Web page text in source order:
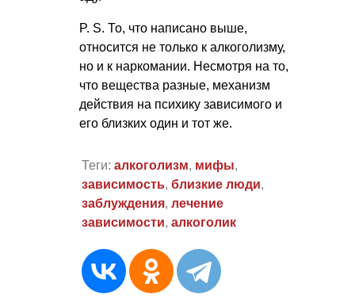
P. S. То, что написано выше,
относится не только к алкоголизму,
но и к наркомании. Несмотря на то,
что вещества разные, механизм
действия на психику зависимого и
его близких один и тот же.
Теги: алкоголизм, мифы,
зависимость, близкие люди,
заблуждения, лечение
зависимости, алкоголик